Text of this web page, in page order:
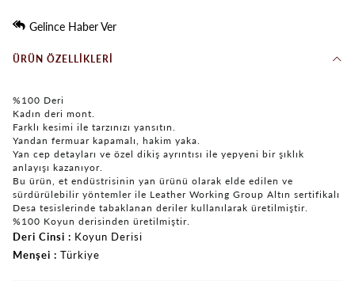
Gelince Haber Ver
ÜRÜN ÖZELLIKLERI
%100 Deri
Kadın deri mont.
Farklı kesimi ile tarzınızı yansıtın.
Yandan fermuar kapamalı, hakim yaka.
Yan cep detayları ve özel dikiş ayrıntısı ile yepyeni bir şıklık
anlayışı kazanıyor.
Bu ürün, et endüstrisinin yan ürünü olarak elde edilen ve
sürdürülebilir yöntemler ile Leather Working Group Altın sertifikalı
Desa tesislerinde tabaklanan deriler kullanılarak üretilmiştir.
%100 Koyun derisinden üretilmiştir.
Deri Cinsi
Koyun Derisi
Menşei
Türkiye